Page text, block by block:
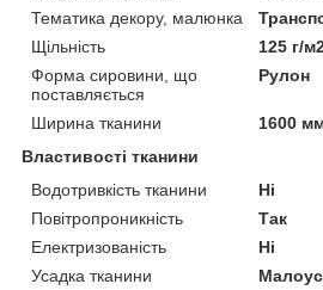
Тематика декору, малюнка
Щільність
125 г/
Форма сировини, що
поставляється
Рулон
Ширина тканини
1600
Властивості тканини
Водотривкість тканини
Ні
Повітропроникність
Так
Електризованість
Ні
Усадка тканини